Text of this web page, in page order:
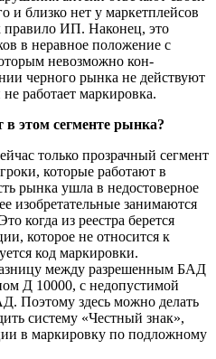
и близко нет у маркетплейсов
правило ИП. Наконец, это
в нерав­ное положение с
невозможно кон­
черного рынка не действуют
работает маркировка.
этом сегменте рынка?
только прозрачный сегмент
которые работают в
рынка ушла в недостоверное
изобретательные зани­маются
когда из реестра берется
которое не относится к
код марки­ровки.
между разрешенным БАД
Д 10000, с недопустимой
Поэтому здесь можно делать
систему «Честный знак»,
в маркировку по подложному